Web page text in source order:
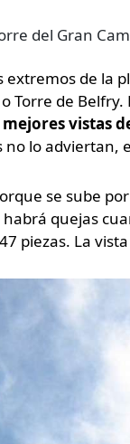
del Gran
extremos de la
Torre de
vistas
lo adviertan,
se sube por
quejas
piezas. La